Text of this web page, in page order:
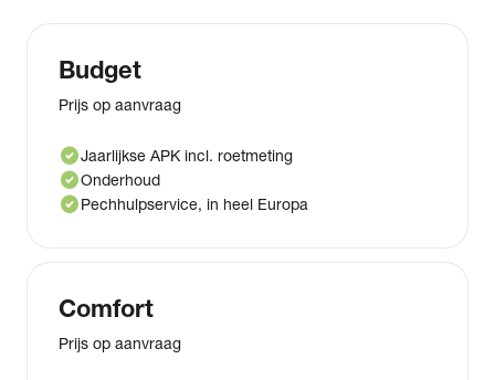
Budget
Prijs op aanvraag
check_circleJaarlijkse APK incl. roetmeting
check_circleOnderhoud
check_circlePechhulpservice, in heel Europa
Comfort
Prijs op aanvraag